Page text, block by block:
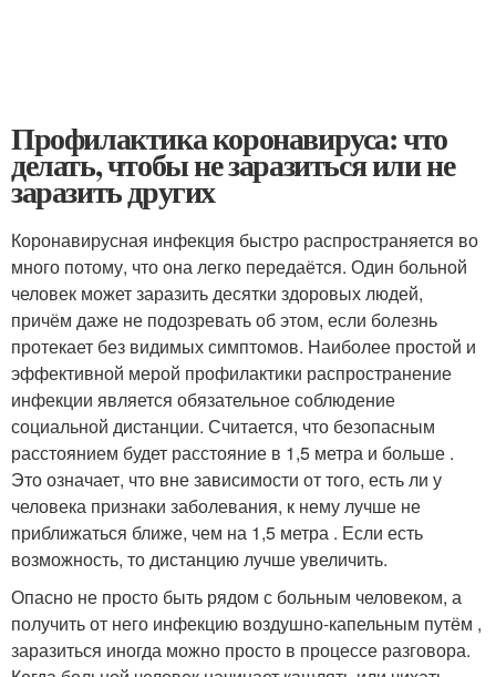
Профилактика коронавируса: что
делать, чтобы не заразиться или не
заразить других
Коронавирусная инфекция быстро распространяется во
много потому, что она легко передаётся. Один больной
человек может заразить десятки здоровых людей,
причём даже не подозревать об этом, если болезнь
протекает без видимых симптомов. Наиболее простой и
эффективной мерой профилактики распространение
инфекции является обязательное соблюдение
социальной дистанции. Считается, что безопасным
расстоянием будет расстояние в 1,5 метра и больше .
Это означает, что вне зависимости от того, есть ли у
человека признаки заболевания, к нему лучше не
приближаться ближе, чем на 1,5 метра . Если есть
возможность, то дистанцию лучше увеличить.
Опасно не просто быть рядом с больным человеком, а
получить от него инфекцию воздушно-капельным путём ,
заразиться иногда можно просто в процессе разговора.